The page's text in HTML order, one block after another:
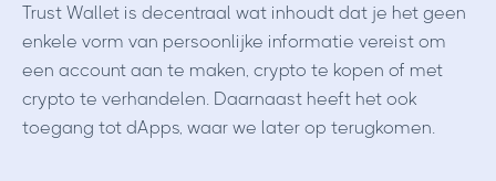
Trust Wallet is decentraal wat inhoudt dat je het geen
enkele vorm van persoonlijke informatie vereist om
een account aan te maken, crypto te kopen of met
crypto te verhandelen. Daarnaast heeft het ook
toegang tot dApps, waar we later op terugkomen.